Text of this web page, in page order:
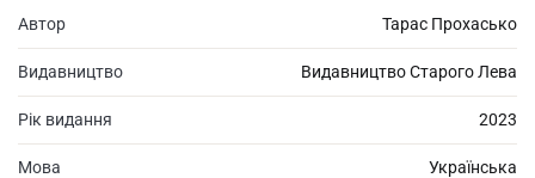
Автор Тарас Прохасько
Видавництво Видавництво Старого Лева
Рік видання 2023
Мова Українська